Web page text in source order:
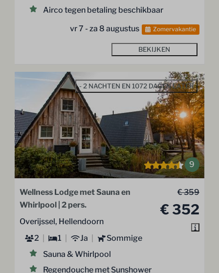
Airco tegen betaling beschikbaar
vr 7 - za 8 augustus
Zomervakantie
BEKIJKEN
- 2 NACHTEN EN 1072 DAGEN LATER
9
€ 359
€ 352
Wellness Lodge met Sauna en
Whirlpool | 2 pers.
Overijssel, Hellendoorn
2
1 Ja
Sommige
Sauna & Whirlpool
Regendouche met Sunshower